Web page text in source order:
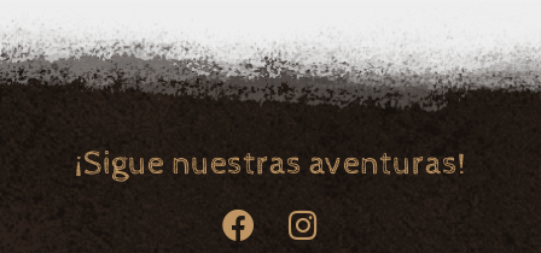
¡Sigue nuestras aventuras!